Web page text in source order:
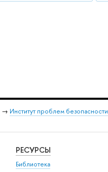
→ Институт проблем безопасности
РЕСУРСЫ
Библиотека